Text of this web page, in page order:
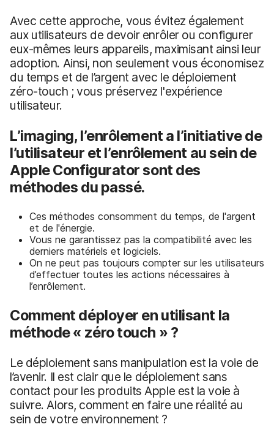
Avec cette approche, vous évitez également
aux utilisateurs de devoir enrôler ou configurer
eux-mêmes leurs appareils, maximisant ainsi leur
adoption. Ainsi, non seulement vous économisez
du temps et de l’argent avec le déploiement
zéro-touch ; vous préservez l'expérience
utilisateur.
L’imaging, l’enrôlement a l’initiative de
l’utilisateur et l’enrôlement au sein de
Apple Configurator sont des
méthodes du passé.
Ces méthodes consomment du temps, de l'argent
et de l'énergie.
Vous ne garantissez pas la compatibilité avec les
derniers matériels et logiciels.
On ne peut pas toujours compter sur les utilisateurs
d’effectuer toutes les actions nécessaires à
l’enrôlement.
Comment déployer en utilisant la
méthode « zéro touch » ?
Le déploiement sans manipulation est la voie de
l’avenir. Il est clair que le déploiement sans
contact pour les produits Apple est la voie à
suivre. Alors, comment en faire une réalité au
sein de votre environnement ?